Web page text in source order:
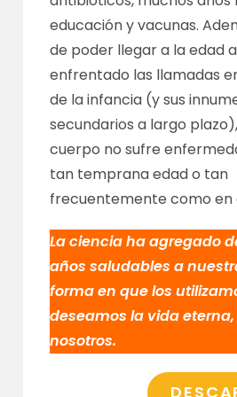
educación y vacunas.
de poder llegar a la edad
enfrentado las llamadas
de la infancia (y sus
secundarios a largo
cuerpo no sufre
tan temprana edad o tan
frecuentemente como en
La ciencia ha agregado
años saludables a
forma en que los
deseamos la vida
nosotros.